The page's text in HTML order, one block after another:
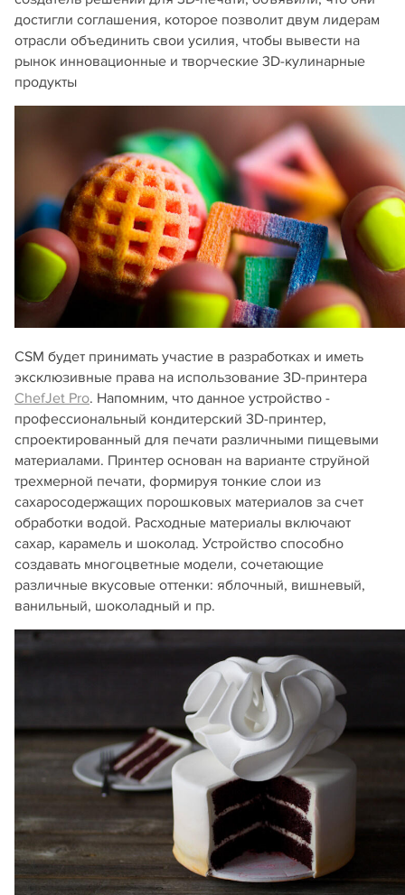
достигли соглашения, которое позволит двум лидерам
отрасли объединить свои усилия, чтобы вывести на
рынок инновационные и творческие 3D-кулинарные
продукты
CSM будет принимать участие в разработках и иметь
эксклюзивные права на использование 3D-принтера
ChefJet Pro. Напомним, что данное устройство -
профессиональный кондитерский 3D-принтер,
спроектированный для печати различными пищевыми
материалами. Принтер основан на варианте струйной
трехмерной печати, формируя тонкие слои из
сахаросодержащих порошковых материалов за счет
обработки водой. Расходные материалы включают
сахар, карамель и шоколад. Устройство способно
создавать многоцветные модели, сочетающие
различные вкусовые оттенки: яблочный, вишневый,
ванильный, шоколадный и пр.